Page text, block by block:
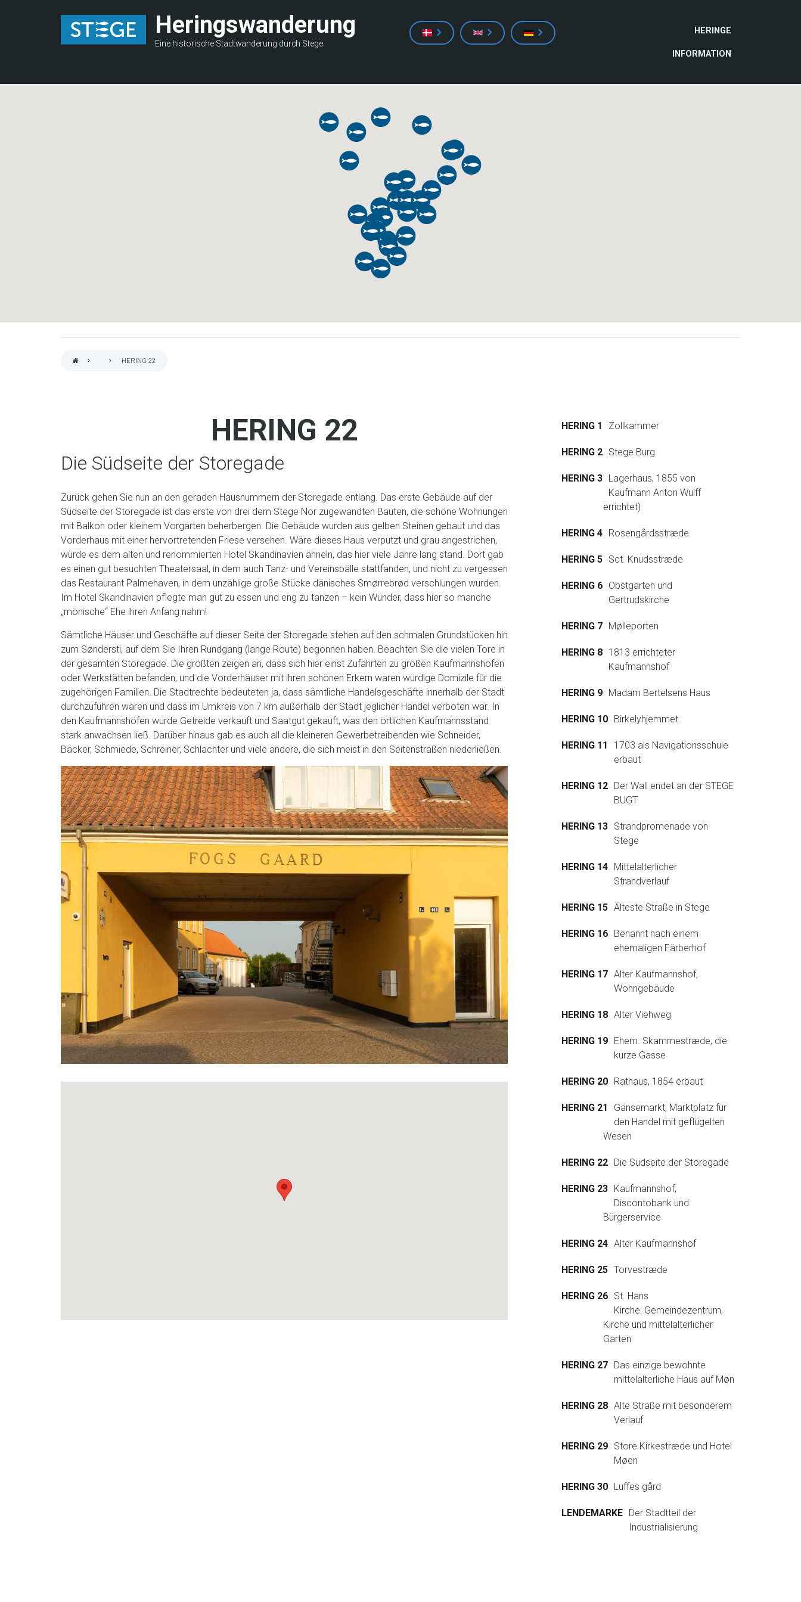
Heringswanderung
Eine historische Stadtwanderung durch Stege
HERINGE
INFORMATION
HERING 22
HERING 22
Die Südseite der Storegade
Zurück gehen Sie nun an den geraden Hausnummern der Storegade entlang. Das erste Gebäude auf der
Südseite der Storegade ist das erste von drei dem Stege Nor zugewandten Bauten, die schöne Wohnungen
mit Balkon oder kleinem Vorgarten beherbergen. Die Gebäude wurden aus gelben Steinen gebaut und das
Vorderhaus mit einer hervortretenden Friese versehen. Wäre dieses Haus verputzt und grau angestrichen,
würde es dem alten und renommierten Hotel Skandinavien ähneln, das hier viele Jahre lang stand. Dort gab
es einen gut besuchten Theatersaal, in dem auch Tanz- und Vereinsbälle stattfanden, und nicht zu vergessen
das Restaurant Palmehaven, in dem unzählige große Stücke dänisches Smørrebrød verschlungen wurden.
Im Hotel Skandinavien pflegte man gut zu essen und eng zu tanzen – kein Wunder, dass hier so manche
„mönische“ Ehe ihren Anfang nahm!
Sämtliche Häuser und Geschäfte auf dieser Seite der Storegade stehen auf den schmalen Grundstücken hin
zum Søndersti, auf dem Sie Ihren Rundgang (lange Route) begonnen haben. Beachten Sie die vielen Tore in
der gesamten Storegade. Die größten zeigen an, dass sich hier einst Zufahrten zu großen Kaufmannshöfen
oder Werkstätten befanden, und die Vorderhäuser mit ihren schönen Erkern waren würdige Domizile für die
zugehörigen Familien. Die Stadtrechte bedeuteten ja, dass sämtliche Handelsgeschäfte innerhalb der Stadt
durchzuführen waren und dass im Umkreis von 7 km außerhalb der Stadt jeglicher Handel verboten war. In
den Kaufmannshöfen wurde Getreide verkauft und Saatgut gekauft, was den örtlichen Kaufmannsstand
stark anwachsen ließ. Darüber hinaus gab es auch all die kleineren Gewerbetreibenden wie Schneider,
Bäcker, Schmiede, Schreiner, Schlachter und viele andere, die sich meist in den Seitenstraßen niederließen.
HERING 1 Zollkammer
HERING 2 Stege Burg
HERING 3 Lagerhaus, 1855 von
Kaufmann Anton Wulff
errichtet)
HERING 4 Rosengårdsstræde
HERING 5 Sct. Knudsstræde
HERING 6 Obstgarten und
Gertrudskirche
HERING 7 Mølleporten
HERING 8 1813 errichteter
Kaufmannshof
HERING 9 Madam Bertelsens Haus
HERING 10 Birkelyhjemmet
HERING 11
1703 als Navigationsschule
erbaut
HERING 12 Der Wall endet an der STEGE
BUGT
HERING 13 Strandpromenade von
Stege
HERING 14 Mittelalterlicher
Strandverlauf
HERING 15 Älteste Straße in Stege
HERING 16 Benannt nach einem
ehemaligen Färberhof
HERING 17 Alter Kaufmannshof,
Wohngebäude
HERING 18 Alter Viehweg
HERING 19 Ehem. Skammestræde, die
kurze Gasse
HERING 20 Rathaus, 1854 erbaut
HERING 21
Gänsemarkt, Marktplatz für
den Handel mit geflügelten
Wesen
HERING 22 Die Südseite der Storegade
HERING 23 Kaufmannshof,
Discontobank und
Bürgerservice
HERING 24 Alter Kaufmannshof
HERING 25 Torvestræde
HERING 26 St. Hans
Kirche: Gemeindezentrum,
Kirche und mittelalterlicher
Garten
HERING 27 Das einzige bewohnte
mittelalterliche Haus auf Møn
HERING 28 Alte Straße mit besonderem
Verlauf
HERING 29 Store Kirkestræde und Hotel
Møen
HERING 30 Luffes gård
LENDEMARKE Der Stadtteil der
Industrialisierung